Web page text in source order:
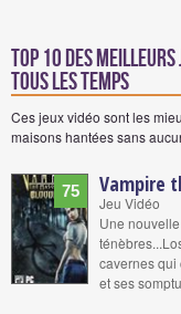
Top 10 des
tous les temps
Ces jeux vidéo sont les
maisons hantées sans
75 Vampire
Jeu Vidéo
Une
cavernes qui
et ses